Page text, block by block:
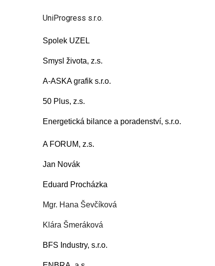
UniProgress s.r.o.
Spolek UZEL
Smysl života, z.s.
A-ASKA grafik s.r.o.
50 Plus, z.s.
Energetická bilance a poradenství, s.r.o.
A FORUM, z.s.
Jan Novák
Eduard Procházka
Mgr. Hana Ševčíková
Klára Šmeráková
BFS Industry, s.r.o.